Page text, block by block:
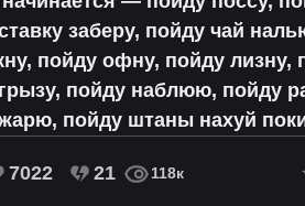
заберу, пойду чай
пойду офну, пойду лизну,
пойду наблюю, пойду
пойду штаны нахуй
7022 21 118к